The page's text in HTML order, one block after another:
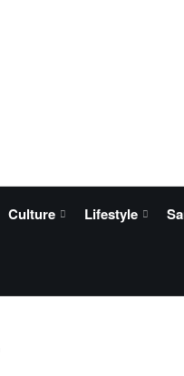
Culture Lifestyle